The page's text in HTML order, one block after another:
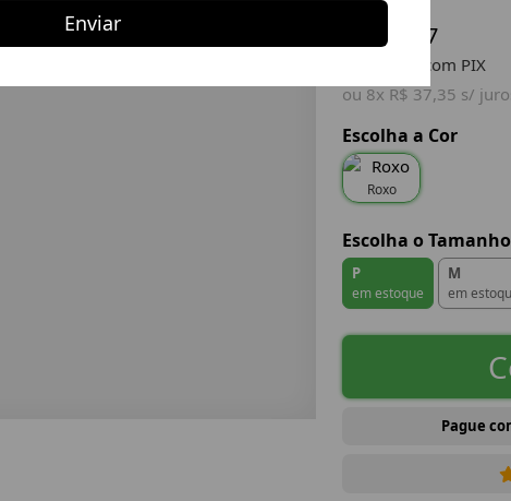
R$ 298,77
R$ 283,83 com PIX
ou 8x R$ 37,35 s/
Escolha a Cor
Roxo
Escolha o Tamanho
P
em estoque
M
em
Pague
Enviar